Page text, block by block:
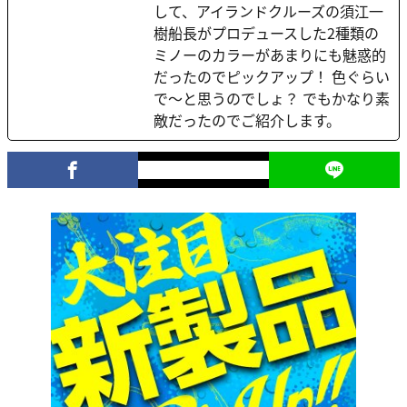
して、アイランドクルーズの須江一
樹船長がプロデュースした2種類の
ミノーのカラーがあまりにも魅惑的
だったのでピックアップ！ 色ぐらい
で〜と思うのでしょ？ でもかなり素
敵だったのでご紹介します。